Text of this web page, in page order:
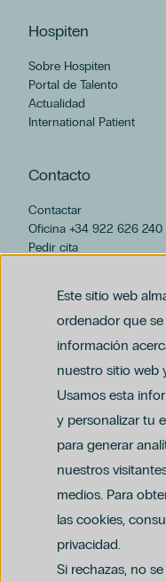
Este sitio web
ordenador que
información
nuestro sitio web
Usamos esta
y personalizar tu
para generar
nuestros
medios. Para
las cookies,
privacidad.
Si rechazas, no
Hospiten
Sobre Hospiten
Portal de Talento
Actualidad
International Patient
Contacto
Contactar
Oficina +34 922 626 240
Pedir cita
Política de privacidad y protección
Política del canal ético (PDF)
Política de compliance penal (PDF)